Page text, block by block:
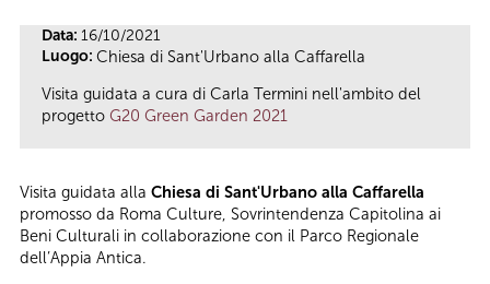
Data: 16/10/2021
Luogo: Chiesa di Sant'Urbano alla Caffarella
Visita guidata a cura di Carla Termini nell'ambito del
progetto G20 Green Garden 2021
Visita guidata alla Chiesa di Sant'Urbano alla Caffarella
promosso da Roma Culture, Sovrintendenza Capitolina ai
Beni Culturali in collaborazione con il Parco Regionale
dell’Appia Antica.